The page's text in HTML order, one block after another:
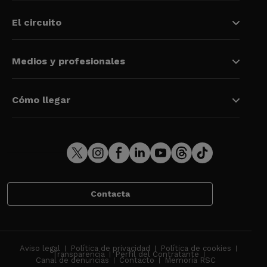
El circuito
Medios y profesionales
Cómo llegar
Contacta
Aviso legal Política de privacidad Política de cookies
Transparencia Perfil del Contratante
Canal de denuncias Contacto Memoria RSC